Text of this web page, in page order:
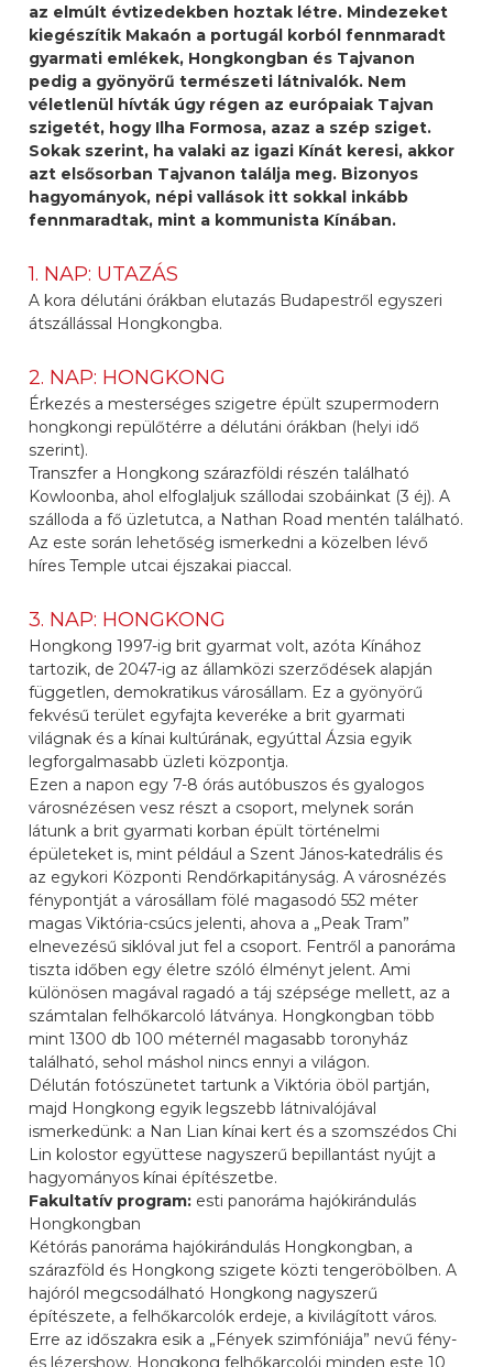
az elmúlt évtizedekben hoztak létre. Mindezeket
kiegészítik Makaón a portugál korból fennmaradt
gyarmati emlékek, Hongkongban és Tajvanon
pedig a gyönyörű természeti látnivalók. Nem
véletlenül hívták úgy régen az európaiak Tajvan
szigetét, hogy Ilha Formosa, azaz a szép sziget.
Sokak szerint, ha valaki az igazi Kínát keresi, akkor
azt elsősorban Tajvanon találja meg. Bizonyos
hagyományok, népi vallások itt sokkal inkább
fennmaradtak, mint a kommunista Kínában.
1. NAP: UTAZÁS
A kora délutáni órákban elutazás Budapestről egyszeri
átszállással Hongkongba.
2. NAP: HONGKONG
Érkezés a mesterséges szigetre épült szupermodern
hongkongi repülőtérre a délutáni órákban (helyi idő
szerint).
Transzfer a Hongkong szárazföldi részén található
Kowloonba, ahol elfoglaljuk szállodai szobáinkat (3 éj). A
szálloda a fő üzletutca, a Nathan Road mentén található.
Az este során lehetőség ismerkedni a közelben lévő
híres Temple utcai éjszakai piaccal.
3. NAP: HONGKONG
Hongkong 1997-ig brit gyarmat volt, azóta Kínához
tartozik, de 2047-ig az államközi szerződések alapján
független, demokratikus városállam. Ez a gyönyörű
fekvésű terület egyfajta keveréke a brit gyarmati
világnak és a kínai kultúrának, egyúttal Ázsia egyik
legforgalmasabb üzleti központja.
Ezen a napon egy 7-8 órás autóbuszos és gyalogos
városnézésen vesz részt a csoport, melynek során
látunk a brit gyarmati korban épült történelmi
épületeket is, mint például a Szent János-katedrális és
az egykori Központi Rendőrkapitányság. A városnézés
fénypontját a városállam fölé magasodó 552 méter
magas Viktória-csúcs jelenti, ahova a „Peak Tram”
elnevezésű siklóval jut fel a csoport. Fentről a panoráma
tiszta időben egy életre szóló élményt jelent. Ami
különösen magával ragadó a táj szépsége mellett, az a
számtalan felhőkarcoló látványa. Hongkongban több
mint 1300 db 100 méternél magasabb toronyház
található, sehol máshol nincs ennyi a világon.
Délután fotószünetet tartunk a Viktória öböl partján,
majd Hongkong egyik legszebb látnivalójával
ismerkedünk: a Nan Lian kínai kert és a szomszédos Chi
Lin kolostor együttese nagyszerű bepillantást nyújt a
hagyományos kínai építészetbe.
Fakultatív program: esti panoráma hajókirándulás
Hongkongban
Kétórás panoráma hajókirándulás Hongkongban, a
szárazföld és Hongkong szigete közti tengeröbölben. A
hajóról megcsodálható Hongkong nagyszerű
építészete, a felhőkarcolók erdeje, a kivilágított város.
Erre az időszakra esik a „Fények szimfóniája” nevű fény-
és lézershow. Hongkong felhőkarcolói minden este 10